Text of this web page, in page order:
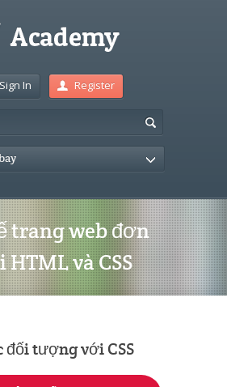
Sign In Register
trang web đơn
và CSS
đối tượng với CSS